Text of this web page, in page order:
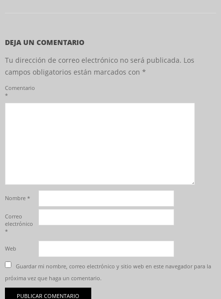
DEJA UN COMENTARIO
Tu dirección de correo electrónico no será publicada. Los
campos obligatorios están marcados con *
Comentario
*
Nombre *
Correo
electrónico
*
Web
Guardar mi nombre, correo electrónico y sitio web en este navegador para la
próxima vez que haga un comentario.